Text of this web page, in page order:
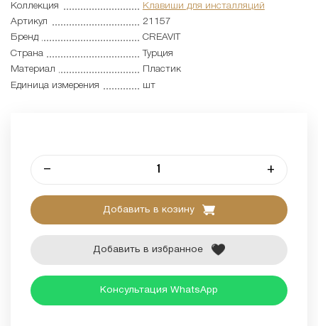
Коллекция
Клавиши для инсталляций
Артикул
21157
Бренд
CREAVIT
Страна
Турция
Материал
Пластик
Единица измерения
шт
– +
Добавить в козину
Добавить в избранное
Консультация WhatsApp